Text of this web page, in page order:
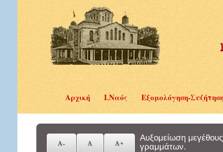
Αρχική Ι.Ναός Εξομολόγηση-
Αυξομείωση μεγέθους
γραμμάτων.